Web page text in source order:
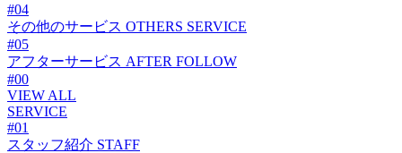
#04
その他のサービス OTHERS SERVICE
#05
アフターサービス AFTER FOLLOW
#00
VIEW ALL
SERVICE
#01
スタッフ紹介 STAFF